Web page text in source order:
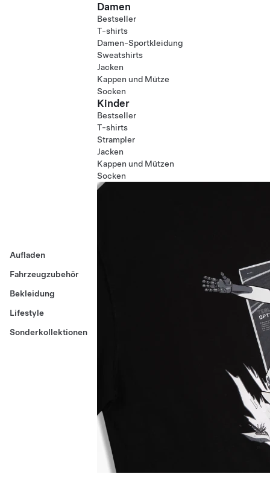
Aufladen
Fahrzeugzubehör
Bekleidung
Lifestyle
Sonderkollektionen
Damen
Bestseller
T-shirts
Damen-Sportkleidung
Sweatshirts
Jacken
Kappen und Mütze
Socken
Kinder
Bestseller
T-shirts
Strampler
Jacken
Kappen und Mützen
Socken